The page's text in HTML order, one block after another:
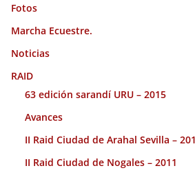
Fotos
Marcha Ecuestre.
Noticias
RAID
63 edición sarandí URU – 2015
Avances
II Raid Ciudad de Arahal Sevilla –
II Raid Ciudad de Nogales – 2011